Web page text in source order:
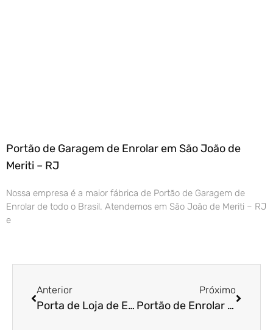
Portão de Garagem de Enrolar em São João de
Meriti – RJ
Nossa empresa é a maior fábrica de Portão de Garagem de
Enrolar de todo o Brasil. Atendemos em São João de Meriti – RJ
e
Anterior
Porta de Loja de Enrolar em Botucatu – SP
Próximo
Portão de Enrolar Residencial em Boa Vista – RR